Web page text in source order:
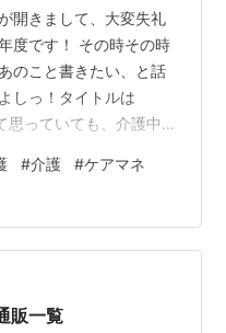
開きまして、大変失礼
度です！ その時その時
のこと書きたい、と話
しっ！タイトルは
っていても、介護中に
最近はこの記憶力の状
。サプリを飲んだらい
ったけど思い出した貴
ンドの「PUMA（プー
人からのおさがりとか
ツをし…
#介護 #ケアマネ
販一覧